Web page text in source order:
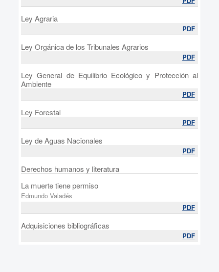
Ley Agraria
PDF
Ley Orgánica de los Tribunales Agrarios
PDF
Ley General de Equilibrio Ecológico y Protección al
Ambiente
PDF
Ley Forestal
PDF
Ley de Aguas Nacionales
PDF
Derechos humanos y literatura
La muerte tiene permiso
Edmundo Valadés
PDF
Adquisiciones bibliográficas
PDF